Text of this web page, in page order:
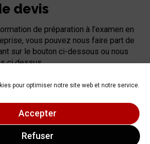
pour optimiser notre site web et notre service.
Accepter
Refuser
devis
de préparation à l’examen en
vous pouvez nous faire part de
sur le bouton ci-dessous ou nous
ci dessus.